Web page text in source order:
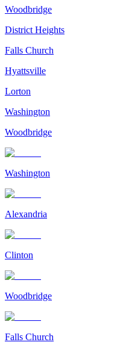
Woodbridge
District Heights
Falls Church
Hyattsville
Lorton
Washington
Woodbridge
Washington
Alexandria
Clinton
Woodbridge
Falls Church